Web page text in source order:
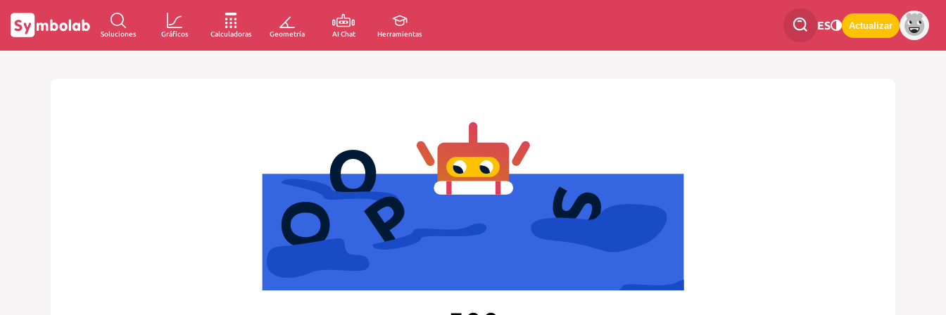
Soluciones Gráficos Calculadoras Geometría AI Chat Herramientas
ES Actualizar